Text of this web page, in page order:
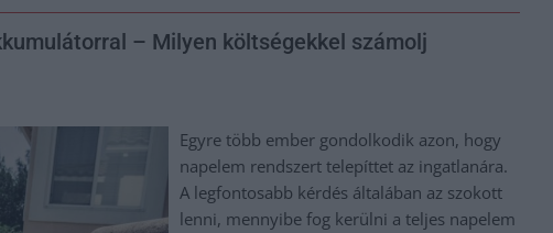
– Milyen költségekkel számolj
Egyre több ember gondolkodik azon, hogy
napelem rendszert telepíttet az ingatlanára.
A legfontosabb kérdés általában az szokott
lenni, mennyibe fog kerülni a teljes napelem